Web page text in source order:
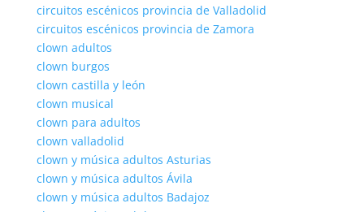
circuitos escénicos provincia de Valladolid
circuitos escénicos provincia de Zamora
clown adultos
clown burgos
clown castilla y león
clown musical
clown para adultos
clown valladolid
clown y música adultos Asturias
clown y música adultos Ávila
clown y música adultos Badajoz